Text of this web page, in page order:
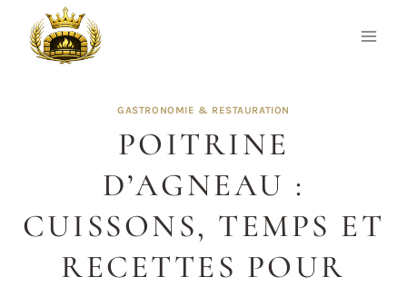
contenu
GASTRONOMIE & RESTAURATION
POITRINE
D’AGNEAU :
CUISSONS, TEMPS ET
RECETTES POUR